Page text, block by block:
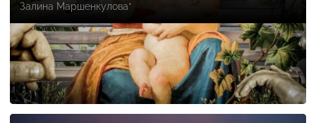
Залина Маршенкулова*